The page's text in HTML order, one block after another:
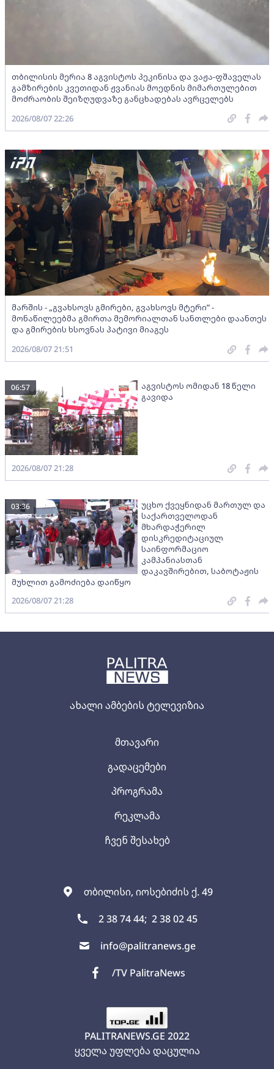
ახალი ამბების ტელევიზია
თბილისი, იოსებიძის ქ. 49
2 38 74 44; 2 38 02 45
info@palitranews.ge
/TV PalitraNews
მთავარი
გადაცემები
პროგრამა
რეკლამა
ჩვენ შესახებ
PALITRANEWS.GE 2022
ყველა უფლება დაცულია
თბილისის მერია 8 აგვისტოს პეკინისა და ვაჟა-ფშაველას
გამზირების კვეთიდან ჟვანიას მოედნის მიმართულებით
მოძრაობის შეიზღუდვაზე განცხადებას ავრცელებს
2026/08/07 22:26
მარშის - „გვახსოვს გმირები, გვახსოვს მტერი” -
მონაწილეებმა გმირთა მემორიალთან სანთლები დაანთეს
და გმირების ხსოვნას პატივი მიაგეს
2026/08/07 21:51
აგვისტოს ომიდან 18 წელი
გავიდა
06:57
2026/08/07 21:28
უცხო ქვეყნიდან მართულ და
საქართველოდან
მხარდაჭერილ
დისკრედიტაციულ
საინფორმაციო
კამპანიასთან
დაკავშირებით, საბოტაჟის
მუხლით გამოძიება დაიწყო
03:36
2026/08/07 21:28